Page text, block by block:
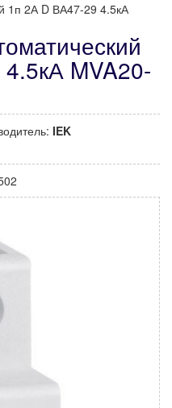
1п 2А D ВА47-29 4.5кА
MVA20-
IEK